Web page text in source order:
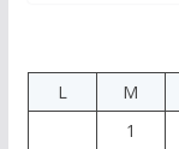
o
k
n
L
M
1